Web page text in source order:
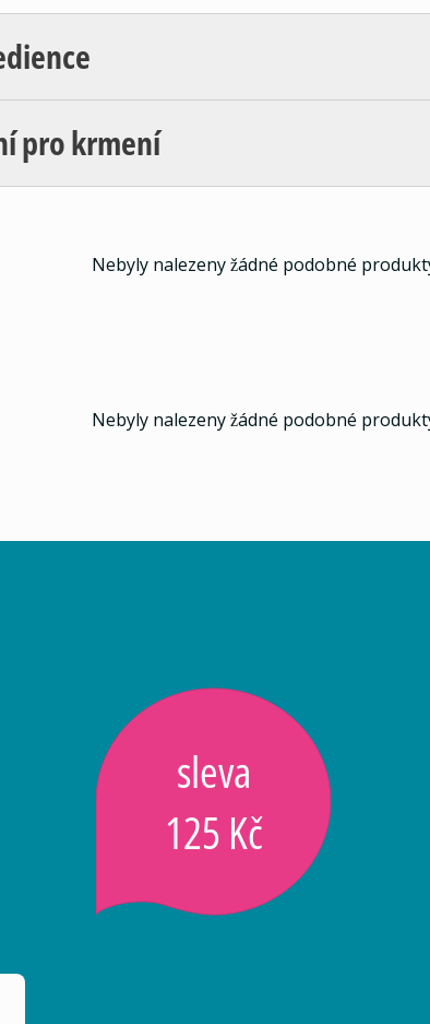
pro krmení
Nebyly nalezeny žádné podobné
Nebyly nalezeny žádné podobné
sleva
125 Kč